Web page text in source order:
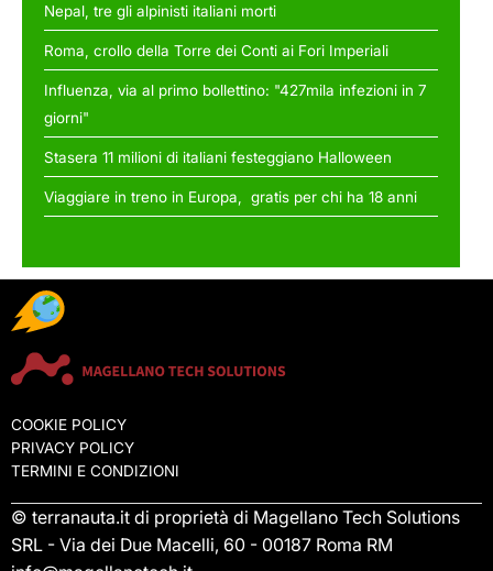
Nepal, tre gli alpinisti italiani morti
Roma, crollo della Torre dei Conti ai Fori Imperiali
Influenza, via al primo bollettino: "427mila infezioni in 7
giorni"
Stasera 11 milioni di italiani festeggiano Halloween
Viaggiare in treno in Europa, gratis per chi ha 18 anni
COOKIE POLICY
PRIVACY POLICY
TERMINI E CONDIZIONI
© terranauta.it di proprietà di Magellano Tech Solutions
SRL - Via dei Due Macelli, 60 - 00187 Roma RM